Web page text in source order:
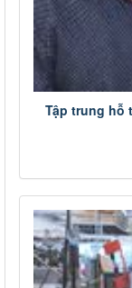
Tập trung hỗ